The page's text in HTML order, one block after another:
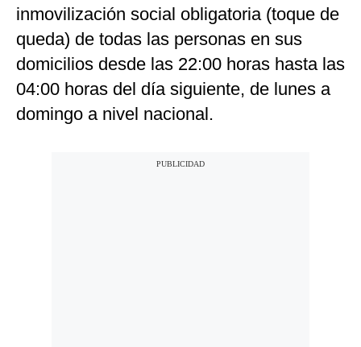
inmovilización social obligatoria (toque de
queda) de todas las personas en sus
domicilios desde las 22:00 horas hasta las
04:00 horas del día siguiente, de lunes a
domingo a nivel nacional.